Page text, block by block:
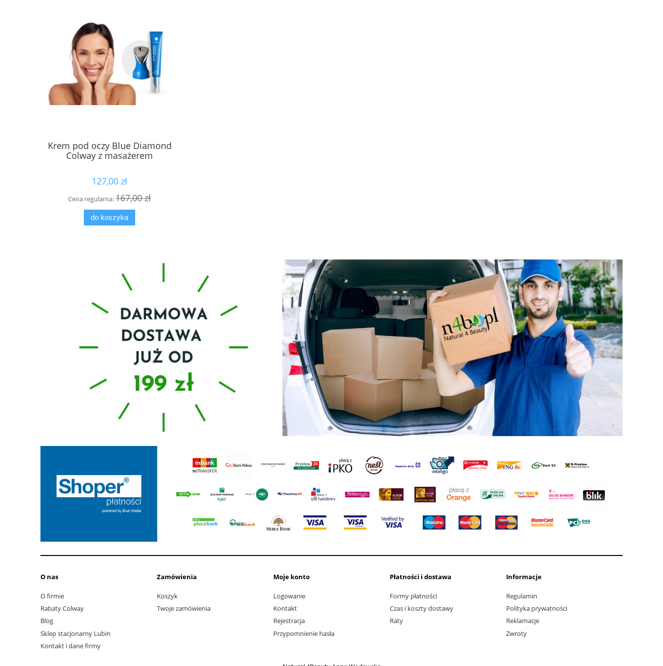
Krem pod oczy Blue Diamond
Colway z masażerem
127,00 zł
Cena regularna:167,00 zł
do koszyka
O nas
O firmie
Rabaty Colway
Blog
Sklep stacjonarny Lubin
Kontakt i dane firmy
Zamówienia
Koszyk
Twoje zamówienia
Moje konto
Logowanie
Kontakt
Rejestracja
Przypomnienie hasła
Płatności i dostawa
Formy płatności
Czas i koszty dostawy
Raty
Informacje
Regulamin
Polityka prywatności
Reklamacje
Zwroty